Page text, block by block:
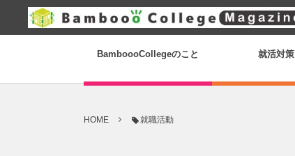
BamboooCollegeのこと 就活対策
HOME 就職活動